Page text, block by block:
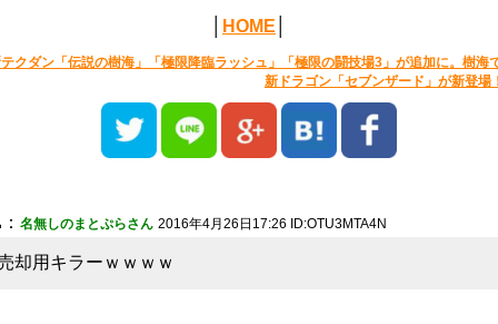
HOME
クダン「伝説の樹海」「極限降臨ラッシュ」「極限の闘技場3」が追加に。樹海
新ドラゴン「セブンザード」が新登場！
： 名無しのまとぷらさん 2016年4月26日17:26 ID:OTU3MTA4N
却用キラーｗｗｗｗ